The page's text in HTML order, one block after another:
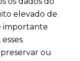
elevado de
importante
ou